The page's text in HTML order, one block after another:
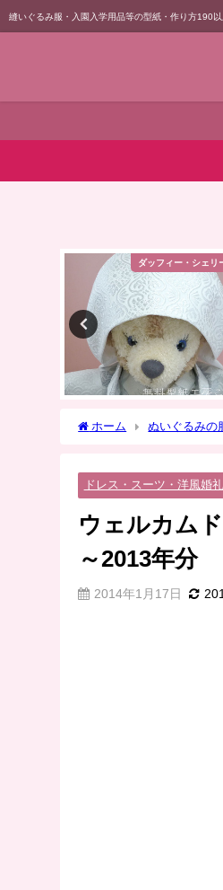
縫いぐるみ服・入園入学用品等の型紙・作り方190以
ダッフィー・シェリ
ホーム ぬいぐるみの
ドレス・スーツ・洋風婚
ウェルカム
～2013年分
2014年1月17日